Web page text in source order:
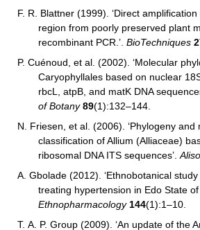
F. R. Blattner (1999). ‘Direct
region from poorly preserved plant
recombinant PCR.’. BioTechniques
P. Cuénoud, et al. (2002). ‘Molecular
Caryophyllales based on nuclear
rbcL, atpB, and matK DNA
of Botany 89(1):132–144.
N. Friesen, et al. (2006). ‘Phylogeny and
classification of Allium (Alliaceae)
ribosomal DNA ITS sequences’.Aliso
A. Gbolade (2012). ‘Ethnobotanical
treating hypertension in Edo State of
Ethnopharmacology 144(1):1–10.
T. A. P. Group (2009). ‘An update of the